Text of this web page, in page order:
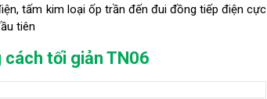
tấm kim loại ốp trần đến đui đồng tiếp điện cực
tiên
tối giản TN06